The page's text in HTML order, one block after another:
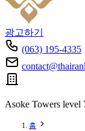
광고하기
(063) 195-4335
Asoke Towers level
홈